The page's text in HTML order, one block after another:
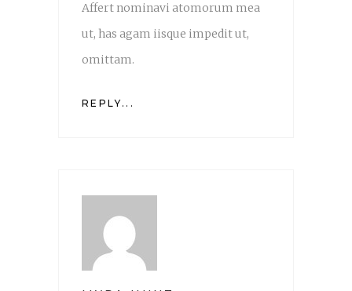
Affert nominavi atomorum mea
ut, has agam iisque impedit ut,
omittam.
REPLY...